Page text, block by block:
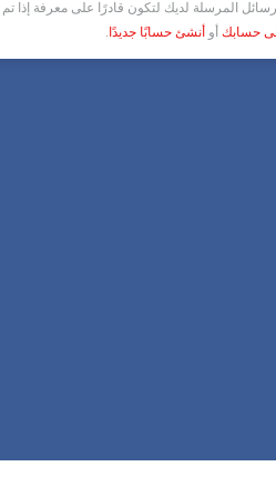
المرسلة لديك لتكون قادرًا على معرفة إذا تم
حسابك أو أنشئ حسابًا جديدًا .